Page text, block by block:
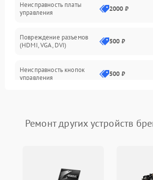
Неисправность платы
управления
2000 ₽
Повреждение разъемов
(HDMI, VGA, DVI)
500 ₽
Неисправность кнопок
управления
500 ₽
Повреждение кабеля
защиты от перегрузок
Ремонт других устройств